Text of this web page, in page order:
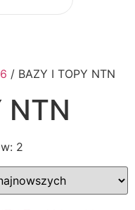
/ BAZY I TOPY NTN
NTN
2